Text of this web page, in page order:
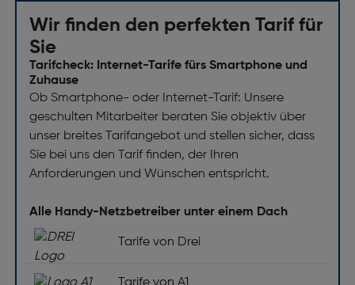
Wir finden den perfekten Tarif für
Sie
Tarifcheck: Internet-Tarife fürs Smartphone und
Zuhause
Ob Smartphone- oder Internet-Tarif: Unsere
geschulten Mitarbeiter beraten Sie objektiv über
unser breites Tarifangebot und stellen sicher, dass
Sie bei uns den Tarif finden, der Ihren
Anforderungen und Wünschen entspricht.
Alle Handy-Netzbetreiber unter einem Dach
Tarife von Drei